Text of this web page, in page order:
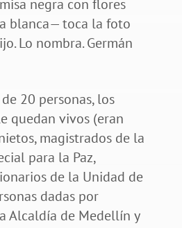
negra con flores
blanca— toca la foto
Lo nombra. Germán
20 personas, los
quedan vivos (eran
magistrados de la
para la Paz,
de la Unidad de
dadas por
Alcaldía de Medellín y